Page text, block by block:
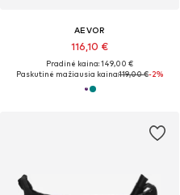
AEVOR
116,10 €
Pradinė kaina: 149,00 €
Paskutinė mažiausia kaina:119,00 €-2%